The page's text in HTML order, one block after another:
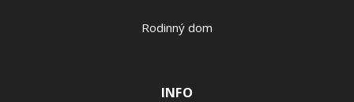
Rodinný dom
INFO